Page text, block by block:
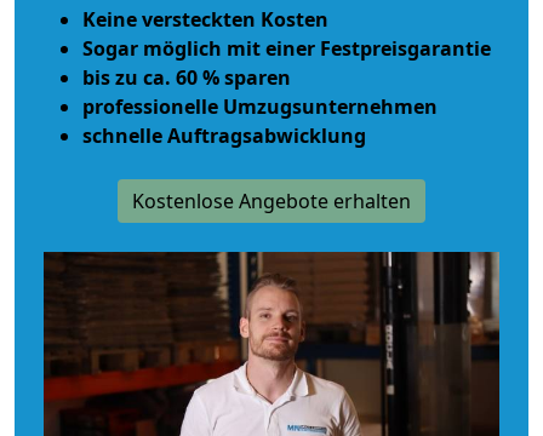
Keine versteckten Kosten
Sogar möglich mit einer Festpreisgarantie
bis zu ca. 60 % sparen
professionelle Umzugsunternehmen
schnelle Auftragsabwicklung
Kostenlose Angebote erhalten